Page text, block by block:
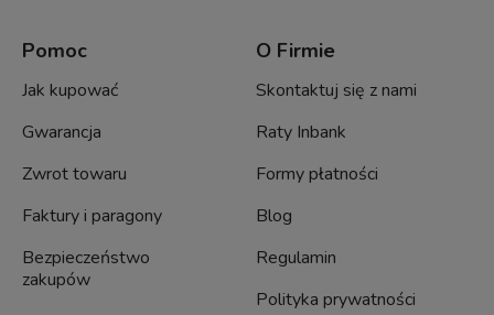
Pomoc
Jak kupować
Gwarancja
Zwrot towaru
Faktury i paragony
Bezpieczeństwo
zakupów
O Firmie
Skontaktuj się z nami
Raty Inbank
Formy płatności
Blog
Regulamin
Polityka prywatności